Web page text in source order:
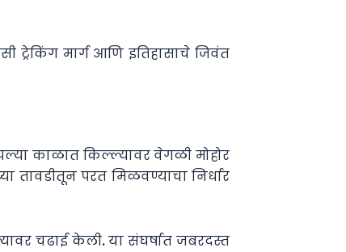
ट्रेकिंग मार्ग आणि इतिहासाचे जिवंत
काळात किल्ल्यावर वेगळी मोहोर
तावडीतून परत मिळवण्याचा निर्धार
चढाई केली. या संघर्षात जबरदस्त